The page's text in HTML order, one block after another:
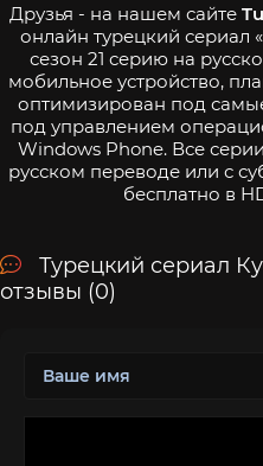
Друзья - на нашем сайте
онлайн турецкий сериал
сезон 21 серию на
мобильное устройство,
оптимизирован под
под управлением
Windows Phone. Все
русском переводе или с
бесплатно в
Турецкий сериал
отзывы (0)